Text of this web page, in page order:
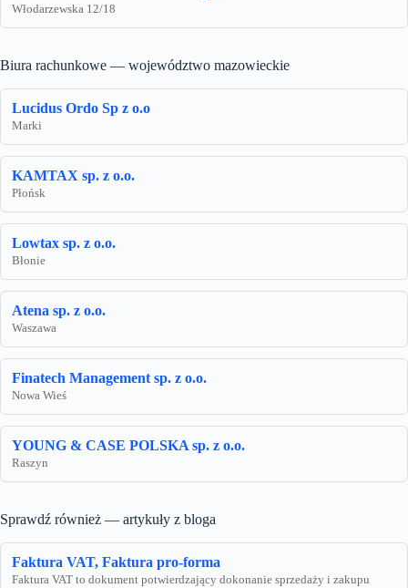
Włodarzewska 12/18
Biura rachunkowe — województwo mazowieckie
Lucidus Ordo Sp z o.o
Marki
KAMTAX sp. z o.o.
Płońsk
Lowtax sp. z o.o.
Błonie
Atena sp. z o.o.
Waszawa
Finatech Management sp. z o.o.
Nowa Wieś
YOUNG & CASE POLSKA sp. z o.o.
Raszyn
Sprawdź również — artykuły z bloga
Faktura VAT, Faktura pro-forma
Faktura VAT to dokument potwierdzający dokonanie sprzedaży i zakupu